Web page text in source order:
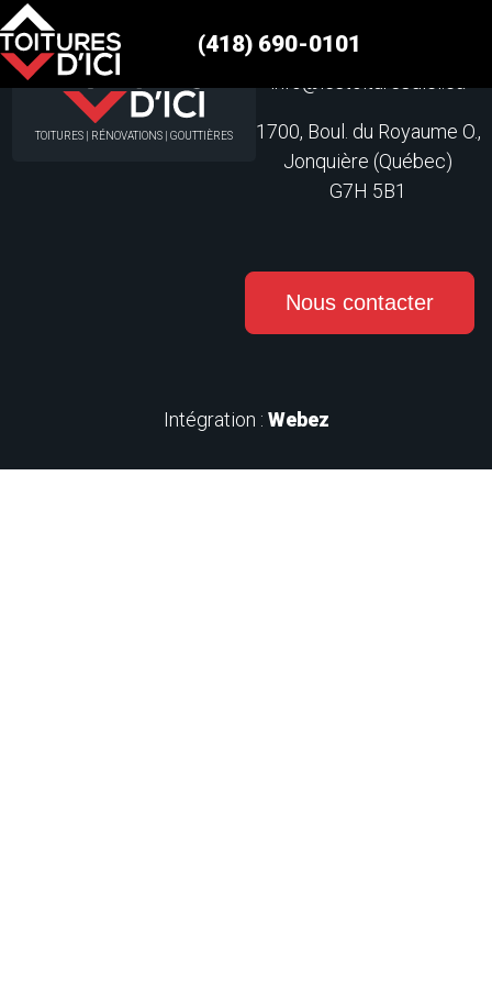
(418) 690-0101
Hello world
TOITURES | RÉNOVATIONS | GOUTTIÈRES
(418) 690-0101
1700, Boul. du Royaume O.,
Jonquière (Québec)
G7H 5B1
Nous contacter
Intégration : Webez